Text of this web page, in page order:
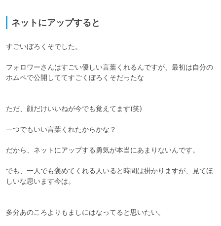
ネットにアップすると
すごいぼろくそでした。
フォロワーさんはすごい優しい言葉くれるんですが、最初は自分の
ホムペで公開しててすごくぼろくそだったな
ただ、顔だけいいねが今でも覚えてます(笑)
一つでもいい言葉くれたからかな？
だから、ネットにアップする勇気が本当にあまりないんです。
でも、一人でも褒めてくれる人いると時間は掛かりますが、見てほ
しいな思います今は。
多分あのころよりもましにはなってると思いたい。